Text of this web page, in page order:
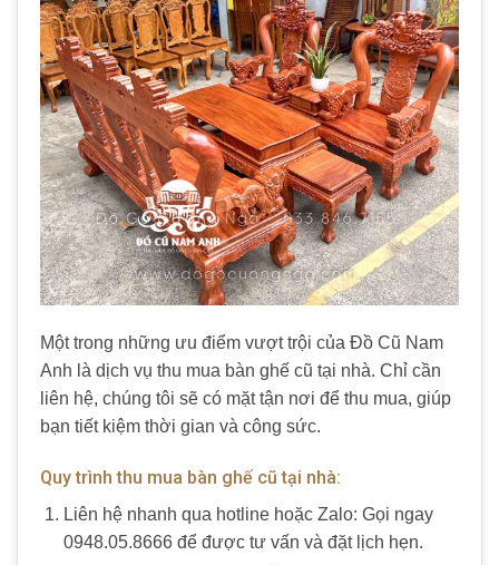
Một trong những ưu điểm vượt trội của Đồ Cũ Nam
Anh là dịch vụ thu mua bàn ghế cũ tại nhà. Chỉ cần
liên hệ, chúng tôi sẽ có mặt tận nơi để thu mua, giúp
bạn tiết kiệm thời gian và công sức.
Quy trình thu mua bàn ghế cũ tại nhà:
Liên hệ nhanh qua hotline hoặc Zalo: Gọi ngay
0948.05.8666 để được tư vấn và đặt lịch hẹn.